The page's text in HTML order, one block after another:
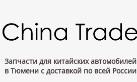
Запчасти для китайских автомобилей
в Тюмени с доставкой по всей России